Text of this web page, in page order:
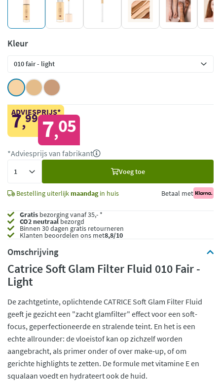
Kleur
ADVIESPRIJS*
7,99 7,05
*Adviesprijs van fabrikant
Voeg toe
Bestelling uiterlijk maandagin huis Betaal met
Gratis bezorging vanaf 35,- *
CO2 neutraalbezorgd
Binnen 30 dagen gratis retourneren
Klanten beoordelen ons met8,8/10
Omschrijving
Catrice Soft Glam Filter Fluid 010 Fair -
Light
De zachtgetinte, oplichtende CATRICE Soft Glam Filter Fluid
geeft je gezicht een "zacht glamfilter" effect voor een soft-
focus, geperfectioneerde en stralende teint. En het is een
echte allrounder: de vloeistof kan op zichzelf worden
aangebracht, als primer onder of over make-up, of om
gerichte highlights te zetten. De formule met vitamine E en
squalaan voedt en hydrateert ook de huid.